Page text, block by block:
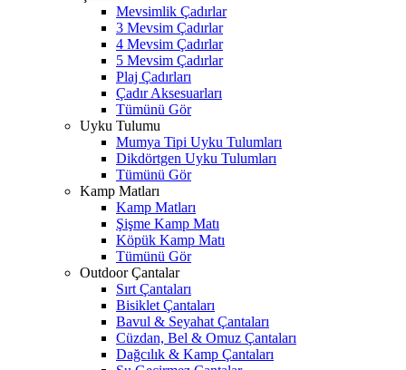
Mevsimlik Çadırlar
3 Mevsim Çadırlar
4 Mevsim Çadırlar
5 Mevsim Çadırlar
Plaj Çadırları
Çadır Aksesuarları
Tümünü Gör
Uyku Tulumu
Mumya Tipi Uyku Tulumları
Dikdörtgen Uyku Tulumları
Tümünü Gör
Kamp Matları
Kamp Matları
Şişme Kamp Matı
Köpük Kamp Matı
Tümünü Gör
Outdoor Çantalar
Sırt Çantaları
Bisiklet Çantaları
Bavul & Seyahat Çantaları
Cüzdan, Bel & Omuz Çantaları
Dağcılık & Kamp Çantaları